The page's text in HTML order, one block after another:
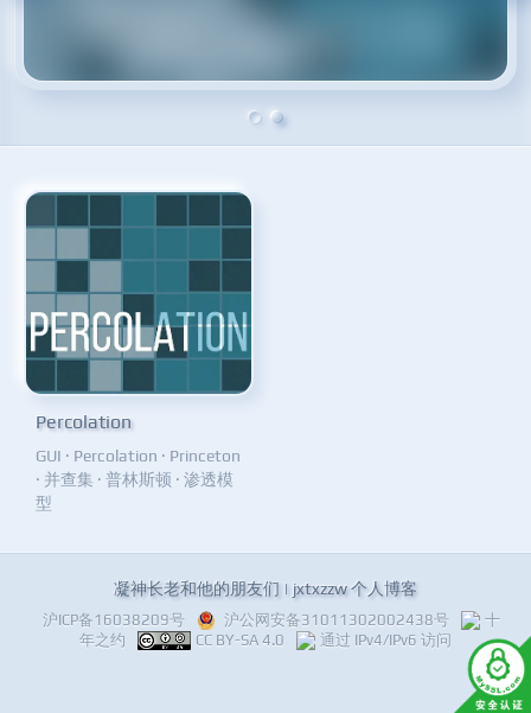
Percolation
GUI · Percolation · Princeton
· 并查集 · 普林斯顿 · 渗透模
型
凝神长老和他的朋友们 | jxtxzzw 个人博客
沪ICP备16038209号 沪公网安备31011302002438号
十
年之约
CC BY-SA 4.0 通过 IPv4/IPv6 访问